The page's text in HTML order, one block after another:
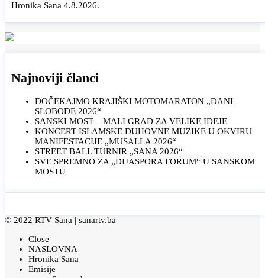
Hronika Sana 4.8.2026.
Najnoviji članci
DOČEKAJMO KRAJIŠKI MOTOMARATON „DANI
SLOBODE 2026“
SANSKI MOST – MALI GRAD ZA VELIKE IDEJE
KONCERT ISLAMSKE DUHOVNE MUZIKE U OKVIRU
MANIFESTACIJE „MUSALLA 2026“
STREET BALL TURNIR „SANA 2026“
SVE SPREMNO ZA „DIJASPORA FORUM“ U SANSKOM
MOSTU
© 2022 RTV Sana | sanartv.ba
Close
NASLOVNA
Hronika Sana
Emisije